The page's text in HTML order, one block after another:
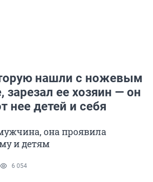
нашли с ножевым
зарезал ее хозяин — он
нее детей и себя
она проявила
и детям
6 054